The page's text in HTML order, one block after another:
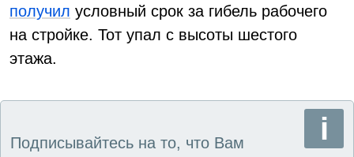
получил условный срок за гибель рабочего
на стройке. Тот упал с высоты шестого
этажа.
Подписывайтесь на то, что Вам